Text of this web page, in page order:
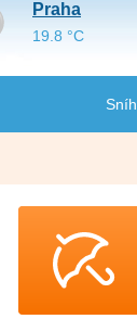
Sníh
Praha
19.8 °C